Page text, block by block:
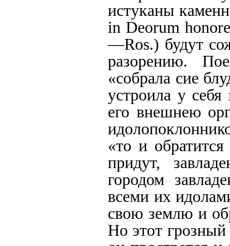
истуканы
in Deorum
—Ros.) будут
разорению.
«собрала сие
устроила у
его внешнею
«то и
придут,
городом
всеми их
свою землю и
Но этот